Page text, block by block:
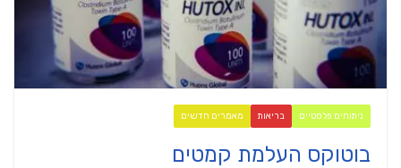
ניתוחים פלסטיים בריאות מאמרים חדשים
בוטוקס העלמת קמטים